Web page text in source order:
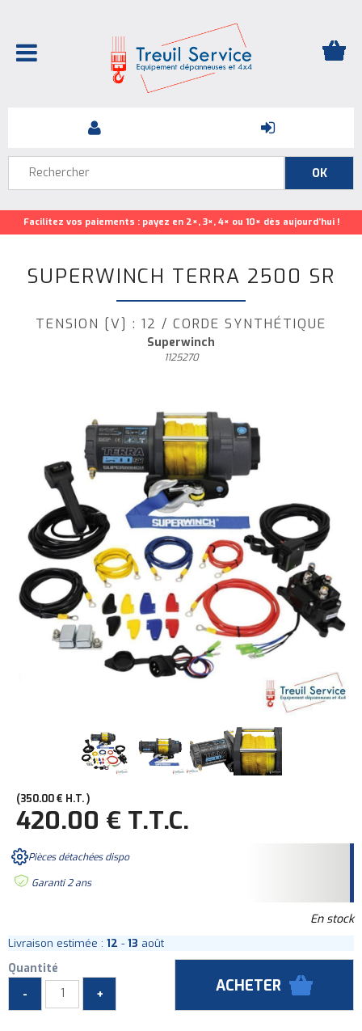
Facilitez vos paiements : payez en 2×, 3×, 4× ou 10× dès aujourd’hui !
SUPERWINCH TERRA 2500 SR
TENSION [V] : 12 / CORDE SYNTHÉTIQUE
Superwinch
1125270
350.00€ H.T.
420.00 € T.T.C.
Pièces détachées dispo
Garanti 2 ans
En stock
Livraison estimée : 12 -13 août
Quantité